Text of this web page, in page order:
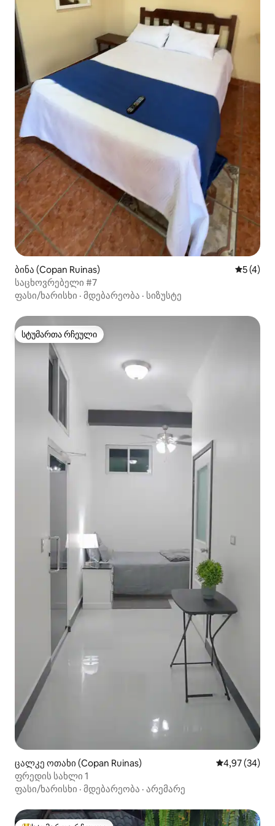
ბინა (Copan Ruinas)
5 (4)
საცხოვრებელი #7
ფასი/ხარისხი · მდებარეობა · სიზუსტე
სტუმართა რჩეული
სტუმართა რჩეული
ცალკე ოთახი (Copan Ruinas) საშუალო
4,97 (34)
ფრედის სახლი 1
ფასი/ხარისხი · მდებარეობა · არემარე